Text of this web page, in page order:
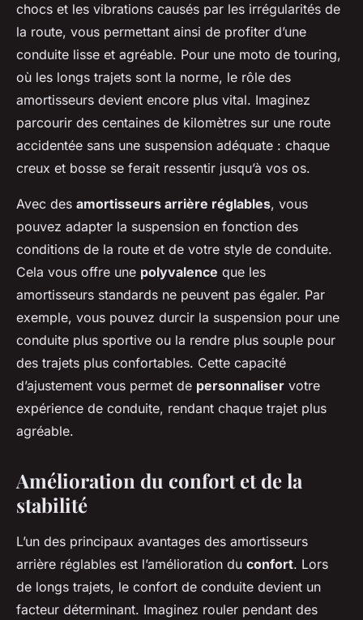
chocs et les vibrations causés par les irrégularités de
la route, vous permettant ainsi de profiter d’une
conduite lisse et agréable. Pour une moto de touring,
où les longs trajets sont la norme, le rôle des
amortisseurs devient encore plus vital. Imaginez
parcourir des centaines de kilomètres sur une route
accidentée sans une suspension adéquate : chaque
creux et bosse se ferait ressentir jusqu’à vos os.
Avec des amortisseurs arrière réglables, vous
pouvez adapter la suspension en fonction des
conditions de la route et de votre style de conduite.
Cela vous offre une polyvalence que les
amortisseurs standards ne peuvent pas égaler. Par
exemple, vous pouvez durcir la suspension pour une
conduite plus sportive ou la rendre plus souple pour
des trajets plus confortables. Cette capacité
d’ajustement vous permet de personnaliser votre
expérience de conduite, rendant chaque trajet plus
agréable.
Amélioration du confort et de la
stabilité
L’un des principaux avantages des amortisseurs
arrière réglables est l’amélioration du confort. Lors
de longs trajets, le confort de conduite devient un
facteur déterminant. Imaginez rouler pendant des